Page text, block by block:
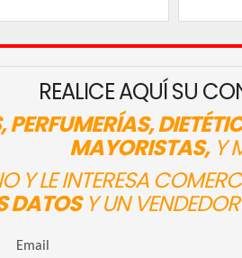
REALICE AQUÍ SU
MAYORISTAS,Y
Y LE INTERESA
DATOSY UN
Email